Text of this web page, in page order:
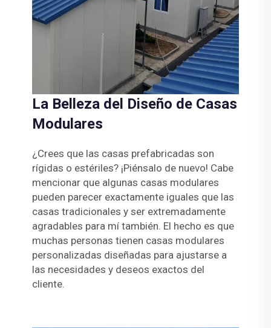
La Belleza del Diseño de Casas
Modulares
¿Crees que las casas prefabricadas son
rígidas o estériles? ¡Piénsalo de nuevo! Cabe
mencionar que algunas casas modulares
pueden parecer exactamente iguales que las
casas tradicionales y ser extremadamente
agradables para mí también. El hecho es que
muchas personas tienen casas modulares
personalizadas diseñadas para ajustarse a
las necesidades y deseos exactos del
cliente.